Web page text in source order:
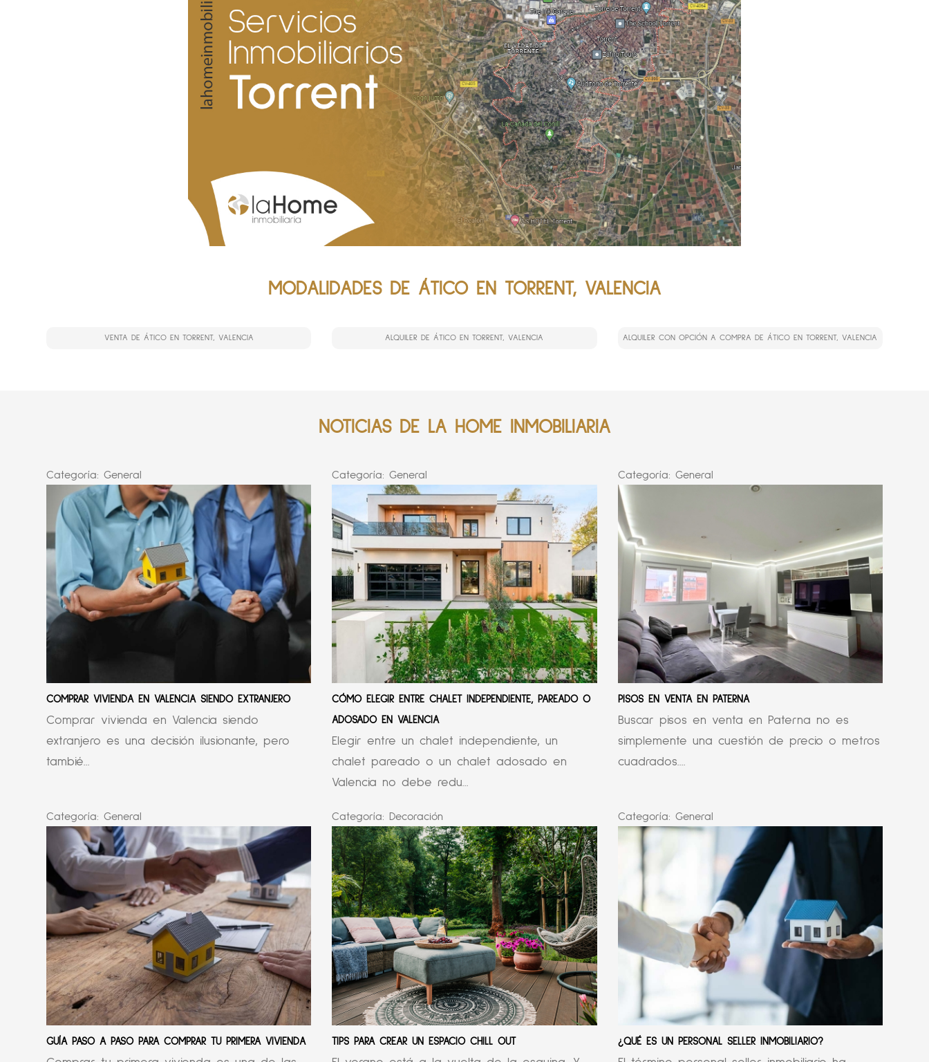
MODALIDADES DE ÁTICO EN TORRENT, VALENCIA
VENTA DE ÁTICO EN TORRENT, VALENCIA ALQUILER DE ÁTICO EN TORRENT, VALENCIA ALQUILER CON OPCIÓN A COMPRA DE ÁTICO EN TORRENT, VALENCIA
NOTICIAS DE LA HOME INMOBILIARIA
Categoría: General
COMPRAR VIVIENDA EN VALENCIA SIENDO EXTRANJERO
Comprar vivienda en Valencia siendo
extranjero es una decisión ilusionante, pero
tambié...
Categoría:General
CÓMO ELEGIR ENTRE CHALET INDEPENDIENTE, PAREADO O
ADOSADO EN VALENCIA
Elegir entre un chalet independiente, un
chalet pareado o un chalet adosado en
Valencia no debe redu...
Categoría: General
PISOS EN VENTA EN PATERNA
Buscar pisos en venta en Paterna no es
simplemente una cuestión de precio o metros
cuadrados....
Categoría: General
GUÍA PASO A PASO PARA COMPRAR TU PRIMERA VIVIENDA
Categoría: Decoración
TIPS PARA CREAR UN ESPACIO CHILL OUT
Categoría: General
¿QUÉ ES UN PERSONAL SELLER INMOBILIARIO?